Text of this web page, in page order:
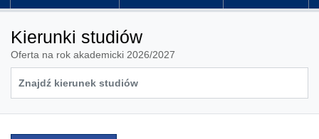
Kierunki studiów
Oferta na rok akademicki 2026/2027